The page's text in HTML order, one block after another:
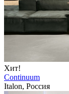
Хит!
Continuum
Italon, Россия